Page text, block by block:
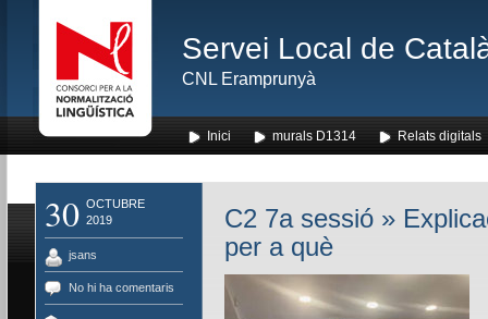
Servei Local de
CNL Eramprunyà
Inici murals D1314 Relats digitals
30 OCTUBRE
2019
jsans
No hi ha comentaris
C2 7a sessió»
per a què